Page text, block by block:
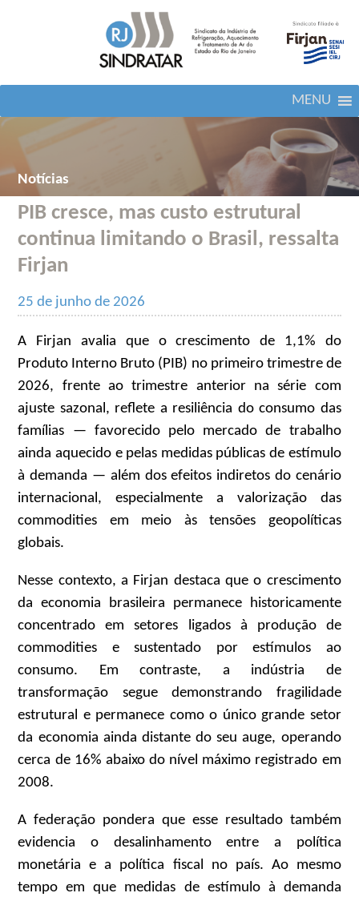
MENU
Notícias
PIB cresce, mas custo estrutural
continua limitando o Brasil, ressalta
Firjan
25 de junho de 2026
A Firjan avalia que o crescimento de 1,1% do
Produto Interno Bruto (PIB) no primeiro trimestre de
2026, frente ao trimestre anterior na série com
ajuste sazonal, reflete a resiliência do consumo das
famílias — favorecido pelo mercado de trabalho
ainda aquecido e pelas medidas públicas de estímulo
à demanda — além dos efeitos indiretos do cenário
internacional, especialmente a valorização das
commodities em meio às tensões geopolíticas
globais.
Nesse contexto, a Firjan destaca que o crescimento
da economia brasileira permanece historicamente
concentrado em setores ligados à produção de
commodities e sustentado por estímulos ao
consumo. Em contraste, a indústria de
transformação segue demonstrando fragilidade
estrutural e permanece como o único grande setor
da economia ainda distante do seu auge, operando
cerca de 16% abaixo do nível máximo registrado em
2008.
A federação pondera que esse resultado também
evidencia o desalinhamento entre a política
monetária e a política fiscal no país. Ao mesmo
tempo em que medidas de estímulo à demanda